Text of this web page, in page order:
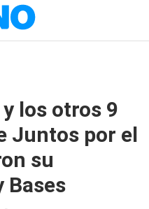
los otros 9
Juntos por el
su
Bases